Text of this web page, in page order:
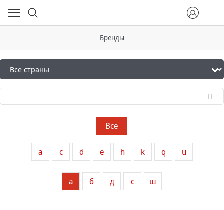
Бренды
Все
a c d e h k q u
а б д с ш